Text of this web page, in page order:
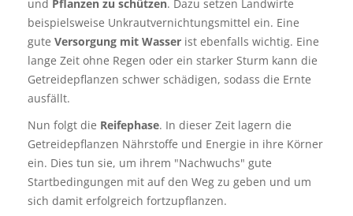
und Pflanzen zu schützen. Dazu setzen Landwirte
beispielsweise Unkrautvernichtungsmittel ein. Eine
gute Versorgung mit Wasser ist ebenfalls wichtig. Eine
lange Zeit ohne Regen oder ein starker Sturm kann die
Getreidepflanzen schwer schädigen, sodass die Ernte
ausfällt.
Nun folgt die Reifephase. In dieser Zeit lagern die
Getreidepflanzen Nährstoffe und Energie in ihre Körner
ein. Dies tun sie, um ihrem "Nachwuchs" gute
Startbedingungen mit auf den Weg zu geben und um
sich damit erfolgreich fortzupflanzen.